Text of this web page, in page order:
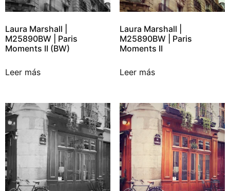
Laura Marshall |
M25890BW | Paris
Moments II (BW)
Leer más
Laura Marshall |
M25890BW | Paris
Moments II
Leer más